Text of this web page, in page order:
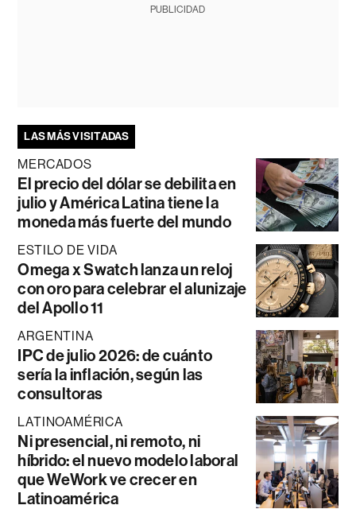
PUBLICIDAD
LAS MÁS VISITADAS
MERCADOS
El precio del dólar se debilita en
julio y América Latina tiene la
moneda más fuerte del mundo
ESTILO DE VIDA
Omega x Swatch lanza un reloj
con oro para celebrar el alunizaje
del Apollo 11
ARGENTINA
IPC de julio 2026: de cuánto
sería la inflación, según las
consultoras
LATINOAMÉRICA
Ni presencial, ni remoto, ni
híbrido: el nuevo modelo laboral
que WeWork ve crecer en
Latinoamérica